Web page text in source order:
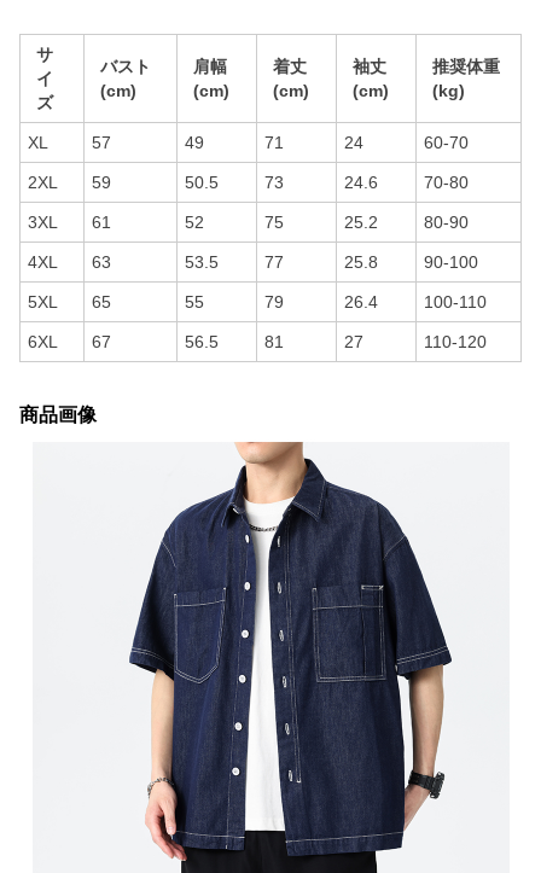
サ
イ
ズ
バスト
(cm)
肩幅
(cm)
着丈
(cm)
袖丈
(cm)
推奨体重
(kg)
XL 57 49 71 24 60-70
2XL 59 50.5 73 24.6 70-80
3XL 61 52 75 25.2 80-90
4XL 63 53.5 77 25.8 90-100
5XL 65 55 79 26.4 100-110
6XL 67 56.5 81 27 110-120
商品画像